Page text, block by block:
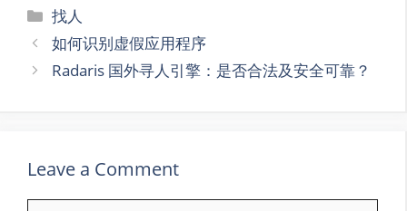
Categories
找人
如何识别虚假应用程序
Radaris 国外寻人引擎：是否合法及安全可靠？
Leave a Comment